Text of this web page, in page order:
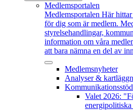
Medlemsportalen
Medlemsportalen Här
för dig som är medlem.
styrelsehandlingar,
information om våra
att bara nämna en del av
Medlemsnyheter
Analyser &
Kommunikationsstöd
Valet 2026: